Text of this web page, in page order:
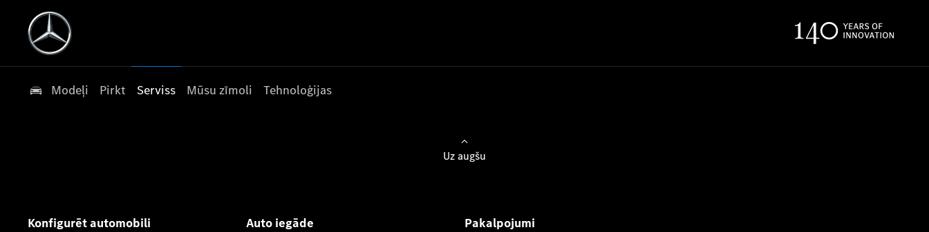
Modeļi Pirkt Serviss Mūsu zīmoli Tehnoloģijas
Uz augšu
Konfigurēt automobili Auto iegāde Pakalpojumi